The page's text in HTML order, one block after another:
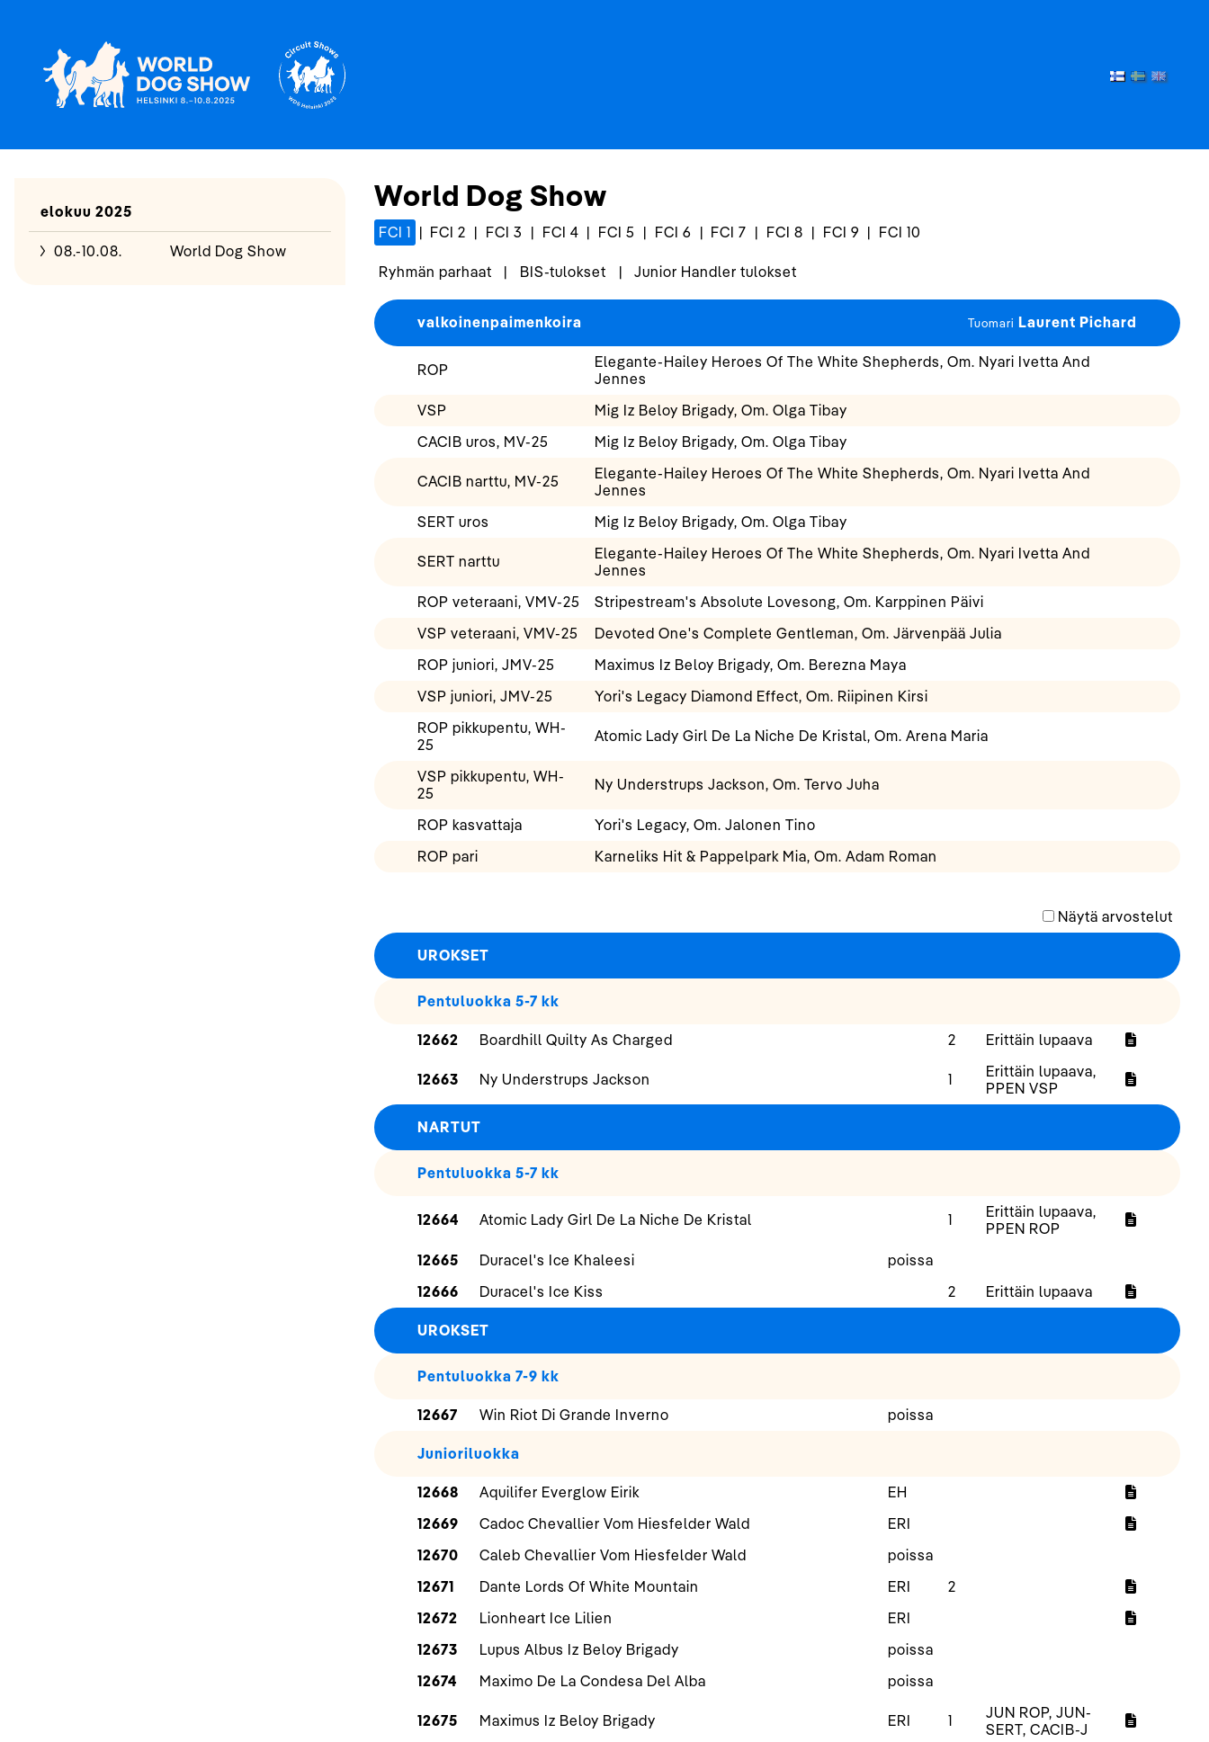
elokuu 2025
08.-10.08. World Dog Show
World Dog Show
FCI 1 | FCI 2 | FCI 3 | FCI 4 | FCI 5 | FCI 6 | FCI 7 | FCI 8 | FCI 9 | FCI 10
Ryhmän parhaat | BIS-tulokset | Junior Handler tulokset
valkoinenpaimenkoira Tuomari Laurent Pichard
ROP
Elegante-Hailey Heroes Of The White Shepherds, Om. Nyari Ivetta And
Jennes
VSP
Mig Iz Beloy Brigady, Om. Olga Tibay
CACIB uros, MV-25
Mig Iz Beloy Brigady, Om. Olga Tibay
CACIB narttu, MV-25
Elegante-Hailey Heroes Of The White Shepherds, Om. Nyari Ivetta And
Jennes
SERT uros
Mig Iz Beloy Brigady, Om. Olga Tibay
SERT narttu
Elegante-Hailey Heroes Of The White Shepherds, Om. Nyari Ivetta And
Jennes
ROP veteraani, VMV-25
Stripestream's Absolute Lovesong, Om. Karppinen Päivi
VSP veteraani, VMV-25
Devoted One's Complete Gentleman, Om. Järvenpää Julia
ROP juniori, JMV-25
Maximus Iz Beloy Brigady, Om. Berezna Maya
VSP juniori, JMV-25
Yori's Legacy Diamond Effect, Om. Riipinen Kirsi
ROP pikkupentu, WH-
25
Atomic Lady Girl De La Niche De Kristal, Om. Arena Maria
VSP pikkupentu, WH-
25
Ny Understrups Jackson, Om. Tervo Juha
ROP kasvattaja
Yori's Legacy, Om. Jalonen Tino
ROP pari
Karneliks Hit & Pappelpark Mia, Om. Adam Roman
Näytä arvostelut
UROKSET
Pentuluokka 5-7 kk
12662 Boardhill Quilty As Charged 2 Erittäin lupaava
12663 Ny Understrups Jackson 1
Erittäin lupaava,
PPEN VSP
NARTUT
Pentuluokka 5-7 kk
12664 Atomic Lady Girl De La Niche De Kristal 1
Erittäin lupaava,
PPEN ROP
12665
Duracel's Ice Khaleesi
poissa
12666
Duracel's Ice Kiss 2 Erittäin lupaava
UROKSET
Pentuluokka 7-9 kk
12667 Win Riot Di Grande Inverno poissa
Junioriluokka
12668 Aquilifer Everglow Eirik
EH
12669
Cadoc Chevallier Vom Hiesfelder Wald
ERI
12670
Caleb Chevallier Vom Hiesfelder Wald
poissa
12671
Dante Lords Of White Mountain ERI
2
12672
Lionheart Ice Lilien
ERI
12673
Lupus Albus Iz Beloy Brigady
poissa
12674
Maximo De La Condesa Del Alba poissa
12675 Maximus Iz Beloy Brigady ERI 1
JUN ROP, JUN-
SERT, CACIB-J